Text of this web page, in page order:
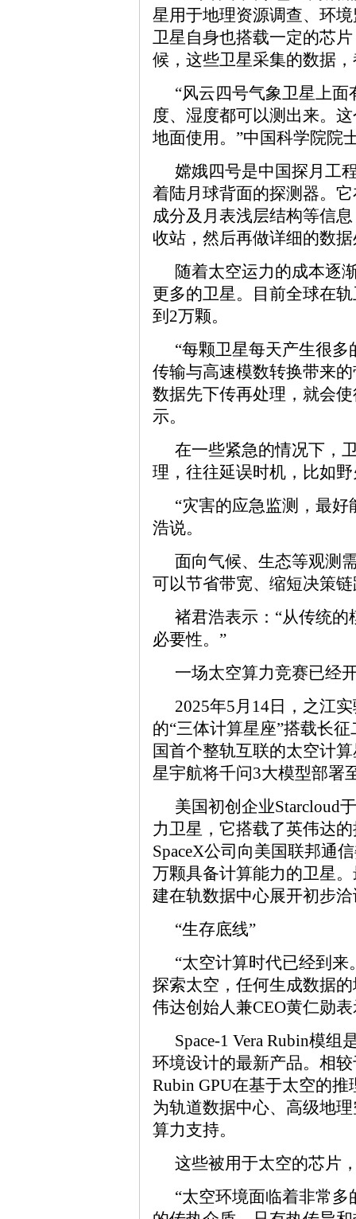
星用于地理资源调查、环
卫星自身也搭载一定的芯
候，这些卫星采集的数据
“风云四号气象卫星上
度、湿度都可以测出来。
地面使用。”中国科学院院
嫦娥四号是中国探月工
着陆月球背面的探测器。
成分及月表浅层结构等信
收站，然后再做详细的数
随着太空运力的成本逐
更多的卫星。目前全球在
到2万颗。
“每颗卫星每天产生很
传输与高速模数转换带来
数据先下传再处理，就会
示。
在一些紧急的情况下，
理，往往延误时机，比如
“灾害的应急监测，最
浩说。
面向气候、生态等观测
可以节省带宽、缩短决策
褚君浩表示：“从传统
必要性。”
一场太空算力竞赛已经
2025年5月14日，之江
的“三体计算星座”搭载长
国首个整轨互联的太空计
星宇航将千问3大模型部署
美国初创企业Starcloud
力卫星，它搭载了英伟达
SpaceX公司向美国联邦通
万颗具备计算能力的卫星
建在轨数据中心展开初步
“生存底线”
“太空计算时代已经到
探索太空，任何生成数据
伟达创始人兼CEO黄仁勋
Space-1 Vera Rubin模
环境设计的最新产品。相较
Rubin GPU在基于太空的
为轨道数据中心、高级地
算力支持。
这些被用于太空的芯片
“太空环境面临着非常